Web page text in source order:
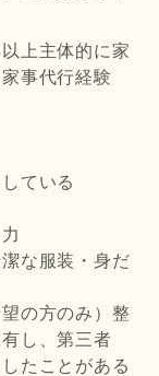
上主体的に家
事代行経験
ている
な服装・身だ
の方のみ）整
し、第三者
たことがある